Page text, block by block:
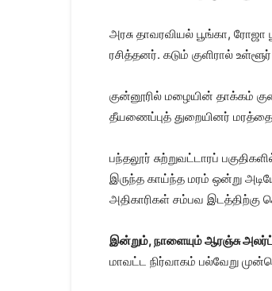
அரசு தாவரவியல் பூங்கா,
ரசித்தனர். கடும் குளிரால்
குன்னூரில் மழையின் தாக்கம்
தீயணைப்புத் துறையினர் மரத்தை
பந்தலூர் சுற்றுவட்டாரப்
இருந்த காய்ந்த மரம் ஒன்று
அதிகாரிகள் சம்பவ இடத்திற்கு
இன்றும், நாளையும் ஆரஞ்சு
மாவட்ட நிர்வாகம் பல்வேறு